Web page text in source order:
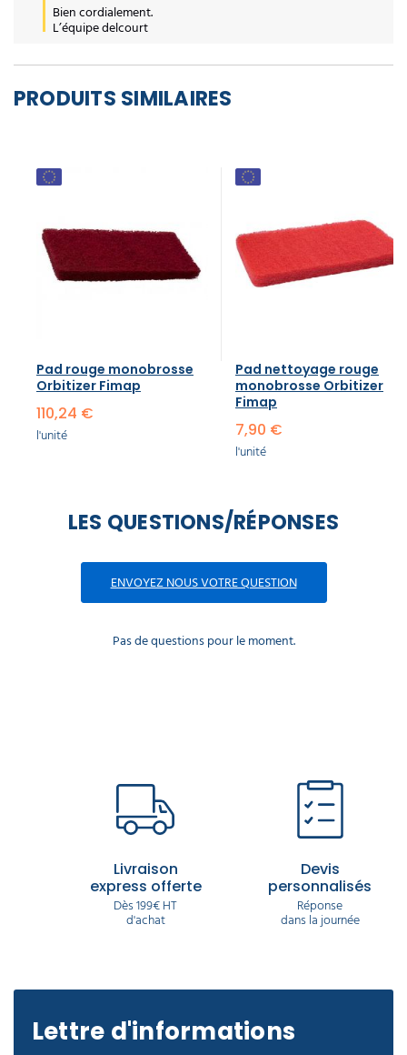
PRODUITS SIMILAIRES
Pad rouge monobrosse
Orbitizer Fimap
110,24 €
l'unité
Pad nettoyage rouge
monobrosse Orbitizer
Fimap
7,90 €
l'unité
LES QUESTIONS/RÉPONSES
ENVOYEZ NOUS VOTRE QUESTION
Pas de questions pour le moment.
Bien cordialement.
L’équipe delcourt
Livraison
express offerte
Dès 199€ HT
d'achat
Devis
personnalisés
Réponse
dans la journée
Lettre d'informations